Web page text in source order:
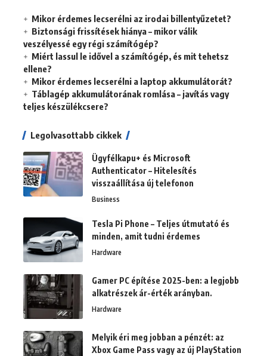
Mikor érdemes lecserélni az irodai billentyűzetet?
Biztonsági frissítések hiánya – mikor válik
veszélyessé egy régi számítógép?
Miért lassul le idővel a számítógép, és mit tehetsz
ellene?
Mikor érdemes lecserélni a laptop akkumulátorát?
Táblagép akkumulátorának romlása – javítás vagy
teljes készülékcsere?
Legolvasottabb cikkek
Ügyfélkapu+ és Microsoft
Authenticator – Hitelesítés
visszaállítása új telefonon
Business
Tesla Pi Phone – Teljes útmutató és
minden, amit tudni érdemes
Hardware
Gamer PC építése 2025-ben: a legjobb
alkatrészek ár-érték arányban.
Hardware
Melyik éri meg jobban a pénzét: az
Xbox Game Pass vagy az új PlayStation